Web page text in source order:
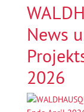
News
2026